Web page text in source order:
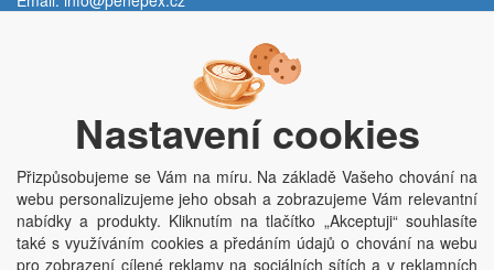
Trávník 2076, 686 03 Staré Město
Nastavení cookies
Přizpůsobujeme se Vám na míru. Na základě Vašeho chování na
webu personalizujeme jeho obsah a zobrazujeme Vám relevantní
nabídky a produkty. Kliknutím na tlačítko „Akceptuji“ souhlasíte
také s využíváním cookies a předáním údajů o chování na webu
pro zobrazení cílené reklamy na sociálních sítích a v reklamních